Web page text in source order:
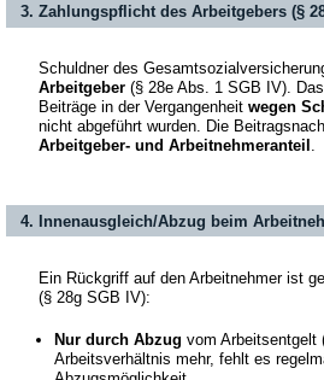
3. Zahlungspflicht des Arbeitgebers (§
Schuldner des
Arbeitgeber (§ 28e Abs. 1 SGB IV).
Beiträge in der Vergangenheit wegen
nicht abgeführt wurden. Die
Arbeitgeber- und Arbeitnehmeranteil .
4. Innenausgleich/Abzug beim
Ein Rückgriff auf den Arbeitnehmer ist
(§ 28g SGB IV):
Nur durch Abzug vom Arbeitsentgelt
Arbeitsverhältnis mehr, fehlt es